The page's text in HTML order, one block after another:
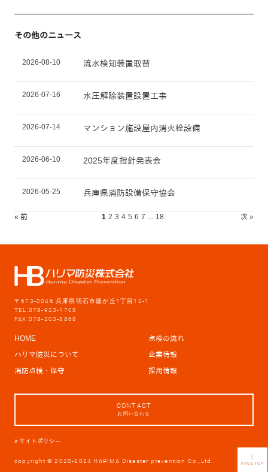
その他のニュース
2026-08-10 流水検知装置取替
2026-07-16 水圧解除装置設置工事
2026-07-14 マンション施設屋内消火栓設備
2026-06-10 2025年度指針発表会
2026-05-25 兵庫県消防設備保守協会
« 前 1 2 3 4 5 6 7 18 次 »
｜
PAGETOP
〒673-0046 兵庫県明石市藤が丘1丁目12-1
TEL:078-923-1708
FAX:078-203-8868
HOME
点検の流れ
ハリマ防災について
企業情報
消防点検・保守
採用情報
CONTACT
お問い合わせ
サイトポリシー
copyright © 2020-2024 HARIMA Disaster prevention Co.,Ltd.